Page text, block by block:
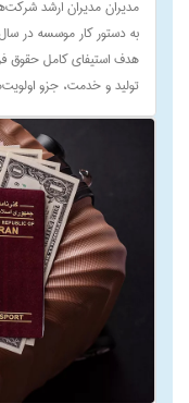
مدیران مدیران ارشد
به دستور کار موسسه در
هدف استیفای کامل حقوق
تولید و خدمت، جزو